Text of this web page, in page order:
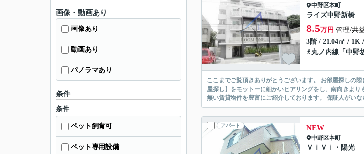
中野区本町
ライズ中野新橋
8.5万円 管理/共
3階 / 21.04㎡ / 1K
丸ノ内線 「 中野
ここまでご覧頂きありがとうございます。 お部屋探しの際には、皆さまそれぞれこだわりの条件があると思いますが、当社では【あなたに１番のお部
屋探し】をモットーに細かいヒアリングをし、南向きよりもあなた向きのお部屋をご
無い賃貸物件を豊富
アパート NEW
中野区本町
ＶｉＶｉ・陽光
画像・動画あり
画像あり
動画あり
パノラマあり
条件
条件
ペット飼育可
ペット専用設備